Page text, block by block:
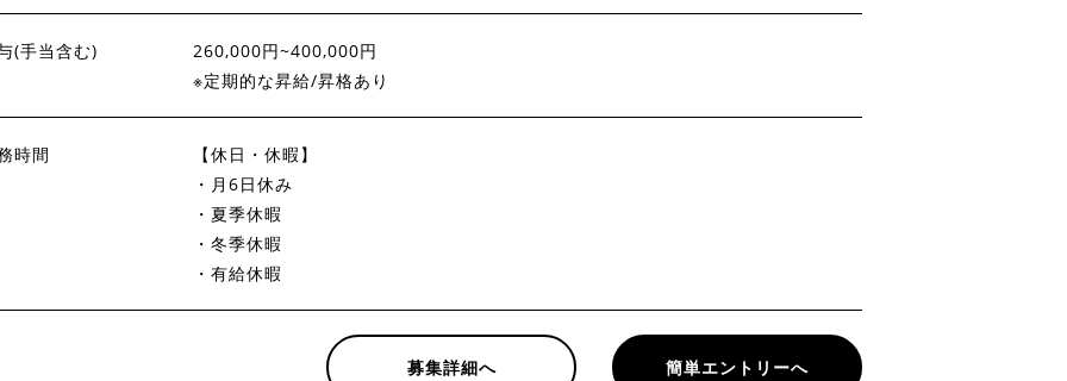
(手当含む)
260,000円~400,000円
※定期的な昇給/昇格あり
時間
【休日・休暇】
・月6日休み
・夏季休暇
・冬季休暇
・有給休暇
募集詳細へ 簡単エントリーへ